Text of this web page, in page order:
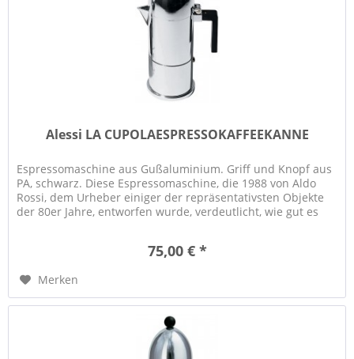
Alessi LA CUPOLAESPRESSOKAFFEEKANNE
Espressomaschine aus Gußaluminium. Griff und Knopf aus
PA, schwarz. Diese Espressomaschine, die 1988 von Aldo
Rossi, dem Urheber einiger der repräsentativsten Objekte
der 80er Jahre, entworfen wurde, verdeutlicht, wie gut es
75,00 € *
Merken